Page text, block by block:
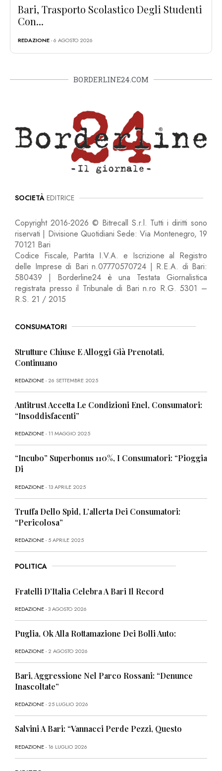
Bari, Trasporto Scolastico Degli Studenti
Con...
REDAZIONE- 6 AGOSTO 2026
BORDERLINE24.COM
SOCIETÀ EDITRICE
Copyright 2016-2026 © Bitrecall S.r.l. Tutti i diritti sono
riservati | Divisione Quotidiani Sede: Via Montenegro, 19
70121 Bari
Codice Fiscale, Partita I.V.A. e Iscrizione al Registro
delle Imprese di Bari n.07770570724 | R.E.A. di Bari:
580439 | Borderline24 è una Testata Giornalistica
registrata presso il Tribunale di Bari n.ro R.G. 5301 –
R.S. 21 / 2015
CONSUMATORI
Strutture Chiuse E Alloggi Già Prenotati,
Continuano
REDAZIONE- 26 SETTEMBRE 2025
Antitrust Accetta Le Condizioni Enel, Consumatori:
“Insoddisfacenti”
REDAZIONE- 11 MAGGIO 2025
“Incubo” Superbonus 110%, I Consumatori: “Pioggia
Di
REDAZIONE- 13 APRILE 2025
Truffa Dello Spid, L’allerta Dei Consumatori:
“Pericolosa”
REDAZIONE- 5 APRILE 2025
POLITICA
Fratelli D’Italia Celebra A Bari Il Record
REDAZIONE- 3 AGOSTO 2026
Puglia, Ok Alla Rottamazione Dei Bolli Auto:
REDAZIONE- 2 AGOSTO 2026
Bari, Aggressione Nel Parco Rossani: “Denunce
Inascoltate”
REDAZIONE- 25 LUGLIO 2026
Salvini A Bari: “Vannacci Perde Pezzi, Questo
REDAZIONE- 16 LUGLIO 2026